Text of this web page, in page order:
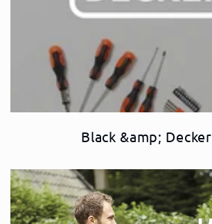
Black &amp; Decker